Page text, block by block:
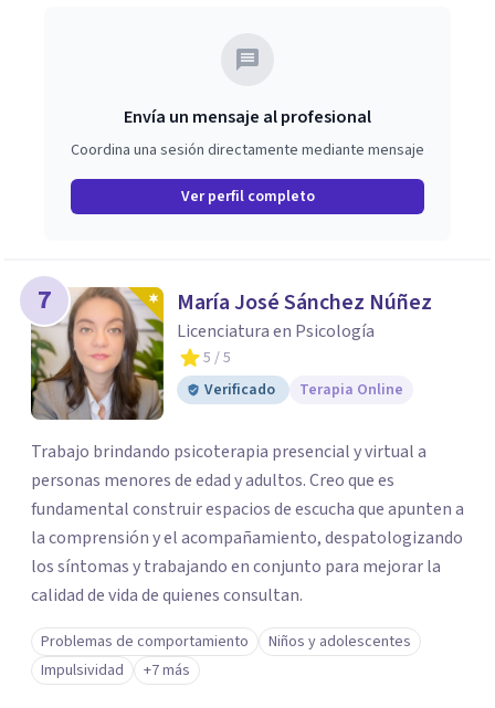
Envía un mensaje al profesional
Coordina una sesión directamente mediante mensaje
Ver perfil completo
7 María José Sánchez Núñez
Licenciatura en Psicología
5 / 5
Verificado
Terapia Online
Trabajo brindando psicoterapia presencial y virtual a
personas menores de edad y adultos. Creo que es
fundamental construir espacios de escucha que apunten a
la comprensión y el acompañamiento, despatologizando
los síntomas y trabajando en conjunto para mejorar la
calidad de vida de quienes consultan.
Problemas de comportamiento
Niños y adolescentes
Impulsividad
+7 más